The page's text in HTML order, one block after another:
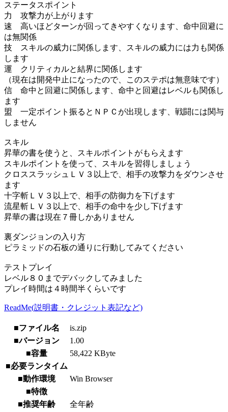
ステータスポイント
力 攻撃力が上がります
速 高いほどターンが回ってきやすくなります、命中回避に
は無関係
技 スキルの威力に関係します、スキルの威力には力も関係
します
運 クリティカルと結界に関係します
（現在は開発中止になったので、このステポは無意味です）
信 命中と回避に関係します、命中と回避はレベルも関係し
ます
盟 一定ポイント振るとＮＰＣが出現します、戦闘には関与
しません
スキル
昇華の書を使うと、スキルポイントがもらえます
スキルポイントを使って、スキルを習得しましょう
クロススラッシュＬＶ３以上で、相手の攻撃力をダウンさせ
ます
十字斬ＬＶ３以上で、相手の防御力を下げます
流星斬ＬＶ３以上で、相手の命中を少し下げます
昇華の書は現在７冊しかありません
裏ダンジョンの入り方
ピラミッドの石板の通りに行動してみてください
テストプレイ
レベル８０までデバックしてみました
プレイ時間は４時間半くらいです
ReadMe(説明書・クレジット表記など)
■ファイル名
is.zip
■バージョン
1.00
■容量
58,422 KByte
■必要ランタイム
■動作環境
Win Browser
■特徴
■推奨年齢
全年齢